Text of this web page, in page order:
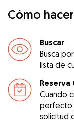
Cómo
Buscar
Busca
lista de
Cuando
perfecto
solicitud